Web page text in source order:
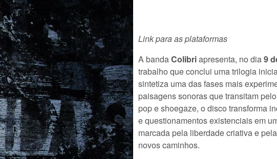
Link para as plataformas
A bandaColibriapresenta, no dia9
trabalho que conclui uma trilogia
sintetiza uma das fases mais
paisagens sonoras que transitam
pop e shoegaze, o disco transforma
e questionamentos existenciais em
marcada pela liberdade criativa e
novos caminhos.